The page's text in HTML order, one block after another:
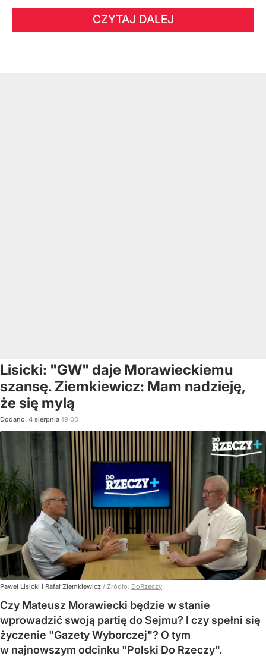
CZYTAJ DALEJ
Lisicki: "GW" daje Morawieckiemu
szansę. Ziemkiewicz: Mam nadzieję,
że się mylą
Dodano: 4 sierpnia 19:00
Paweł Lisicki i Rafał Ziemkiewicz / Źródło: DoRzeczy
Czy Mateusz Morawiecki będzie w stanie
wprowadzić swoją partię do Sejmu? I czy spełni się
życzenie "Gazety Wyborczej"? O tym
w najnowszym odcinku "Polski Do Rzeczy".